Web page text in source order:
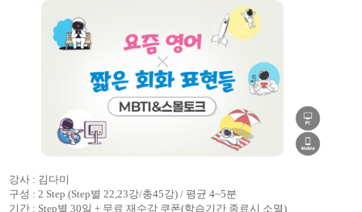
강사 : 김다미
구성 : 2 Step (Step별 22,23강/총45강) / 평균 4~5분
기간 : Step별 30일 + 무료 재수강 쿠폰(학습기간 종료시 소멸)